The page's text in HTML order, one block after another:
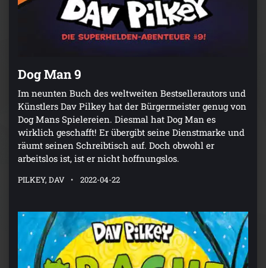
Dog Man 9
Im neunten Buch des weltweiten Bestsellerautors und
Künstlers Dav Pilkey hat der Bürgermeister genug von
Dog Mans Spielereien. Diesmal hat Dog Man es
wirklich geschafft! Er übergibt seine Dienstmarke und
räumt seinen Schreibtisch auf. Doch obwohl er
arbeitslos ist, ist er nicht hoffnungslos.
PILKEY, DAV 2022-04-22